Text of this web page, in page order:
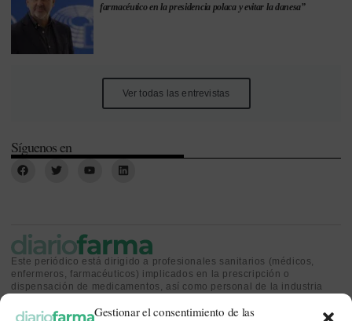
Gestionar el consentimiento de las
farmacéutico en la presidencia polaca y evitar la danesa”
Ver todas las entrevistas
Síguenos en
Este periódico está dirigido a profesionales sanitarios (médicos,
enfermeros, farmacéuticos) implicados en la prescripción o
dispensación de medicamentos, así como personal de la industria
sanitaria.